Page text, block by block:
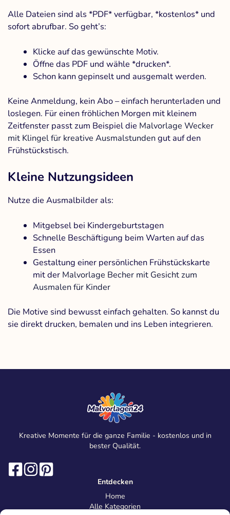
Alle Dateien sind als *PDF* verfügbar, *kostenlos* und
sofort abrufbar. So geht’s:
Klicke auf das gewünschte Motiv.
Öffne das PDF und wähle *drucken*.
Schon kann gepinselt und ausgemalt werden.
Keine Anmeldung, kein Abo – einfach herunterladen und
loslegen. Für einen fröhlichen Morgen mit kleinem
Zeitfenster passt zum Beispiel die Malvorlage Wecker
mit Klingel für kreative Ausmalstundengut auf den
Frühstückstisch.
Kleine Nutzungsideen
Nutze die Ausmalbilder als:
Mitgebsel bei Kindergeburtstagen
Schnelle Beschäftigung beim Warten auf das
Essen
Gestaltung einer persönlichen Frühstückskarte
mit der Malvorlage Becher mit Gesicht zum
Ausmalen für Kinder
Die Motive sind bewusst einfach gehalten. So kannst du
sie direkt drucken, bemalen und ins Leben integrieren.
Kreative Momente für die ganze Familie - kostenlos und in
bester Qualität.
Entdecken
Home
Alle Kategorien